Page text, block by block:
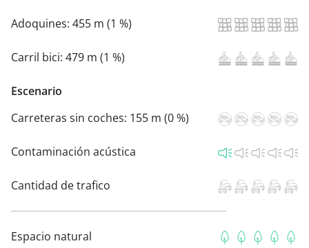
Adoquines: 455 m (1 %)
Carril bici: 479 m (1 %)
Escenario
Carreteras sin coches: 155 m (0 %)
Contaminación acústica
Cantidad de trafico
Espacio natural